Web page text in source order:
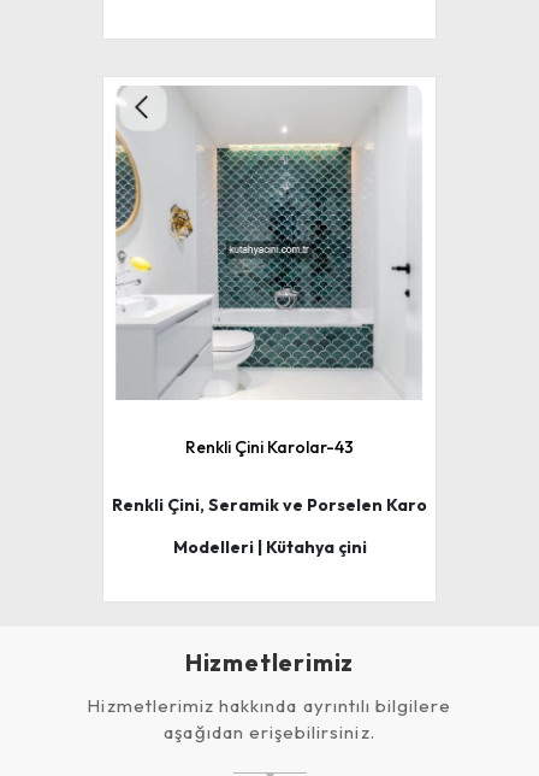
Renkli Çini Karolar-43
Renkli Çini, Seramik ve Porselen Karo
Modelleri | Kütahya çini
Hizmetlerimiz
Hizmetlerimiz hakkında ayrıntılı bilgilere
aşağıdan erişebilirsiniz.